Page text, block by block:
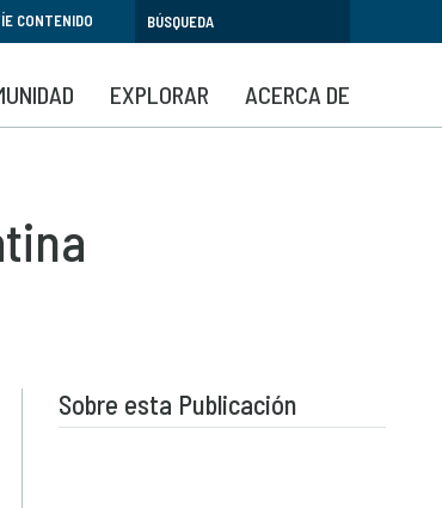
CONTENIDO
EXPLORAR ACERCA DE
Sobre esta Publicación